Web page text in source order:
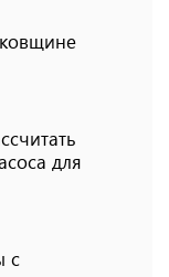
для
с